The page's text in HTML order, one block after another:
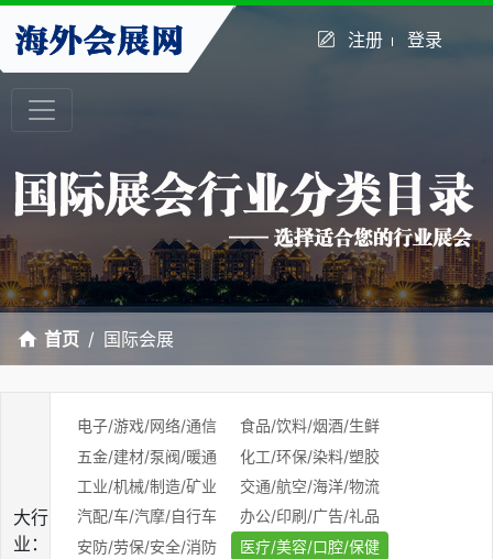
注册 登录
首页 国际会展
大行
业：
电子/游戏/网络/通信
食品/饮料/烟酒/生鲜
五金/建材/泵阀/暖通
化工/环保/染料/塑胶
工业/机械/制造/矿业
交通/航空/海洋/物流
汽配/车/汽摩/自行车
办公/印刷/广告/礼品
安防/劳保/安全/消防
医疗/美容/口腔/保健